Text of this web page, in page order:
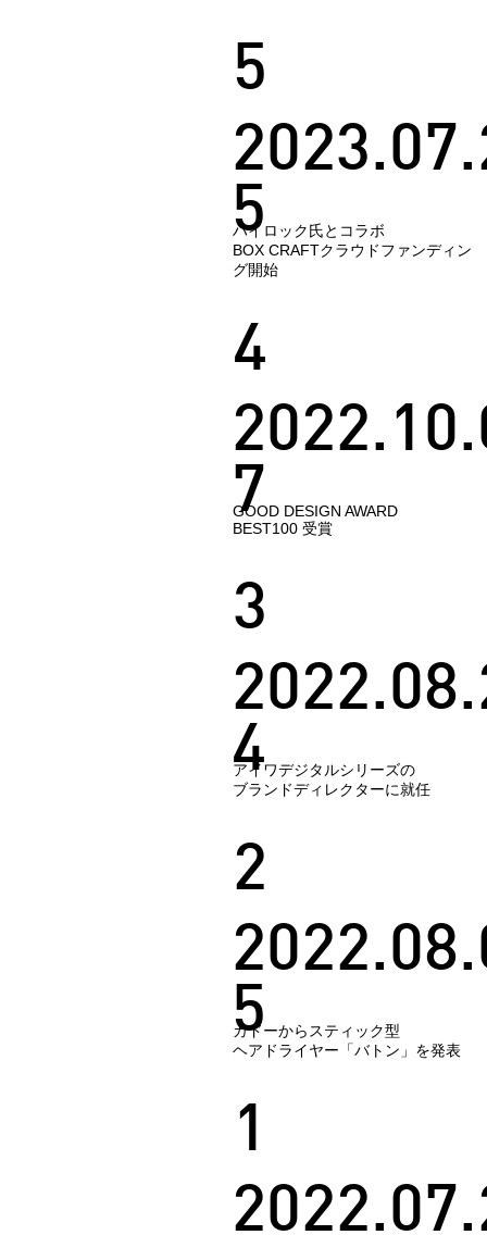
ハイロック氏とコラボ
BOX CRAFTクラウドファンディン
グ開始
5
5
GOOD DESIGN AWARD
BEST100 受賞
4
7
アイワデジタルシリーズの
ブランドディレクターに就任
3
4
カドーからスティック型
ヘアドライヤー「バトン」を発表
2
5
1